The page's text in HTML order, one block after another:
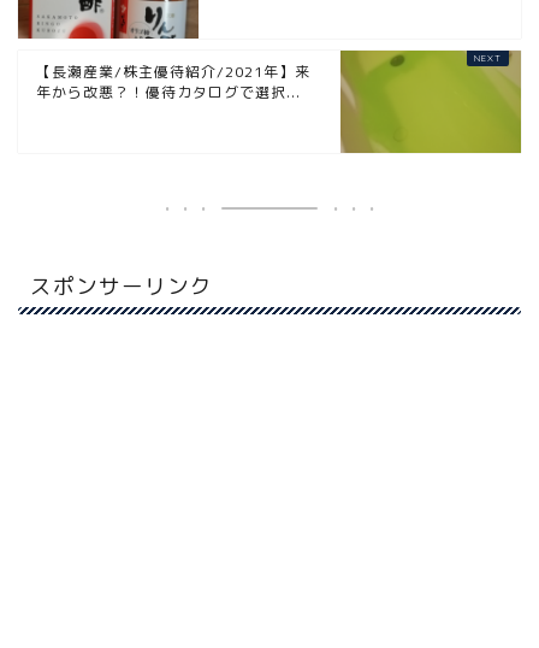
【長瀬産業/株主優待紹介/2021年】来
年から改悪？！優待カタログで選択...
スポンサーリンク